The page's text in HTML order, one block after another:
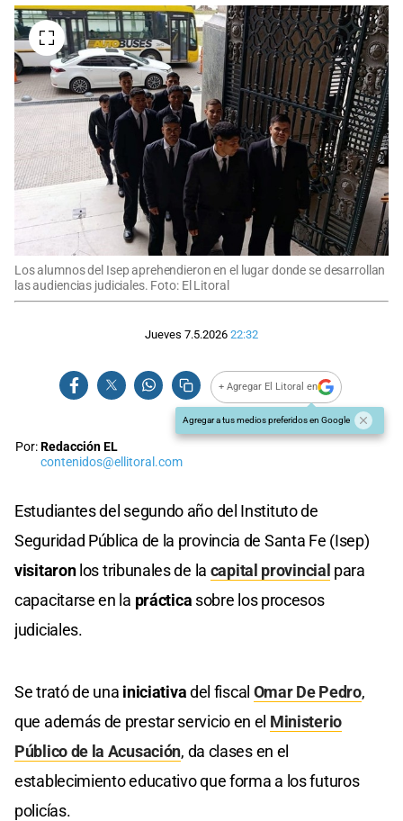
Los alumnos del Isep aprehendieron en el lugar donde se desarrollan
las audiencias judiciales. Foto: El Litoral
Jueves 7.5.2026 22:32
+ Agregar El Litoral en
Agregar a tus medios preferidos en Google
Por:Redacción EL
contenidos@ellitoral.com
Estudiantes del segundo año del Instituto de
Seguridad Pública de la provincia de Santa Fe (Isep)
visitaronlos tribunales de la capital provincial para
capacitarse en la práctica sobre los procesos
judiciales.
Se trató de una iniciativadel fiscal Omar De Pedro,
que además de prestar servicio en el Ministerio
Público de la Acusación, da clases en el
establecimiento educativo que forma a los futuros
policías.